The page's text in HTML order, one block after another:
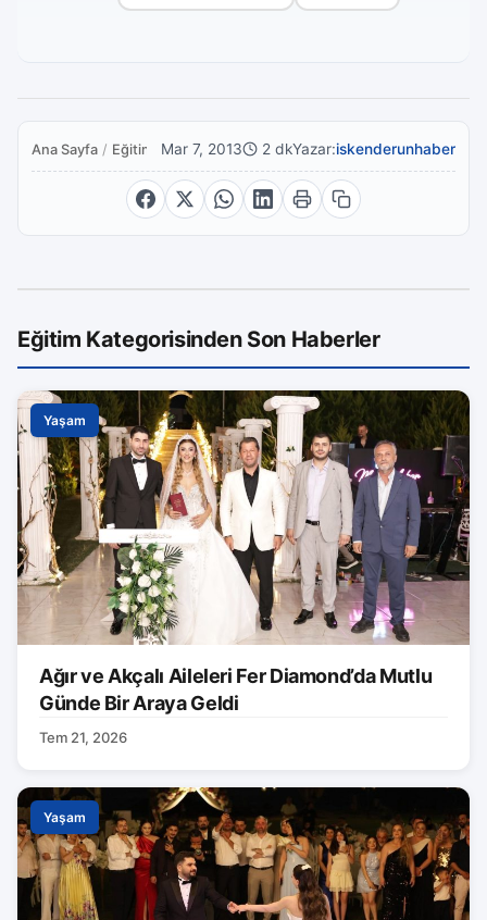
Ana Sayfa / Eğitim Mar 7, 2013 2 dkYazar:iskenderunhaber
Eğitim Kategorisinden Son Haberler
Yaşam
Ağır ve Akçalı Aileleri Fer Diamond’da Mutlu
Günde Bir Araya Geldi
Tem 21, 2026
Yaşam